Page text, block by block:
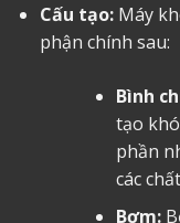
Cấu tạo:Máy
phận chính sau:
Bình
tạo
phần
các
Bơm: